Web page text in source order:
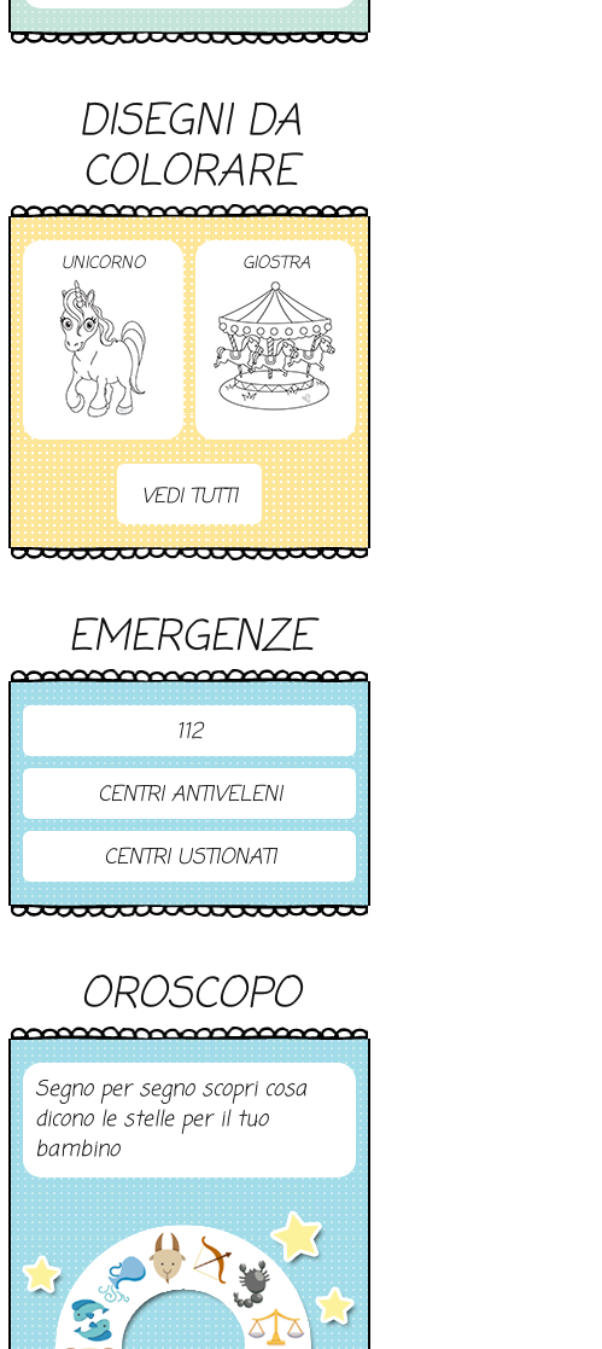
DISEGNI DA
COLORARE
UNICORNO GIOSTRA
VEDI TUTTI
EMERGENZE
112
CENTRI ANTIVELENI
CENTRI USTIONATI
OROSCOPO
Segno per segno scopri cosa
dicono le stelle per il tuo
bambino